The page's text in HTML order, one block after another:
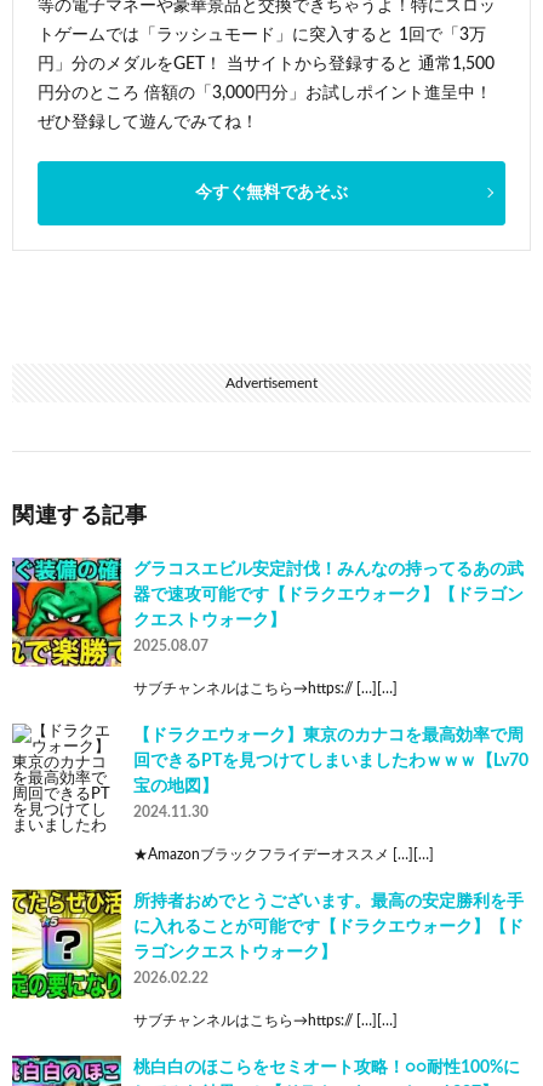
等の電子マネーや豪華景品と交換できちゃうよ！特にスロッ
トゲームでは「ラッシュモード」に突入すると 1回で「3万
円」分のメダルをGET！ 当サイトから登録すると 通常1,500
円分のところ 倍額の「3,000円分」お試しポイント進呈中！
ぜひ登録して遊んでみてね！
今すぐ無料であそぶ
Advertisement
関連する記事
グラコスエビル安定討伐！みんなの持ってるあの武
器で速攻可能です【ドラクエウォーク】【ドラゴン
クエストウォーク】
2025.08.07
サブチャンネルはこちら→https:// […][…]
【ドラクエウォーク】東京のカナコを最高効率で周
回できるPTを見つけてしまいましたわｗｗｗ【Lv70
宝の地図】
2024.11.30
★Amazonブラックフライデーオススメ […][…]
所持者おめでとうございます。最高の安定勝利を手
に入れることが可能です【ドラクエウォーク】【ド
ラゴンクエストウォーク】
2026.02.22
サブチャンネルはこちら→https:// […][…]
桃白白のほこらをセミオート攻略！○○耐性100%に